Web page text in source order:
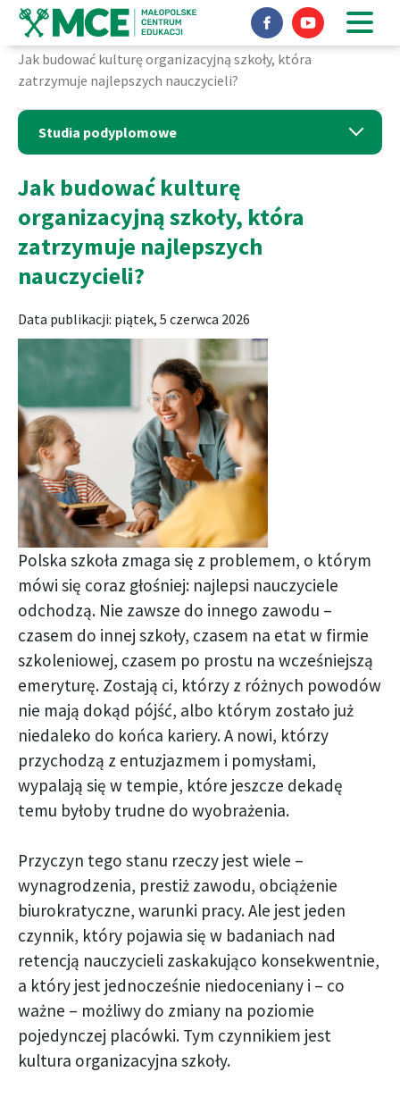
Nasz profil na
Nasz profil
Strona główna
Aktualności
Jak budować kulturę organizacyjną szkoły, która
zatrzymuje najlepszych nauczycieli?
Studia podyplomowe
Jak budować kulturę
organizacyjną szkoły, która
zatrzymuje najlepszych
nauczycieli?
Data publikacji: piątek, 5 czerwca 2026
Polska szkoła zmaga się z problemem, o którym
mówi się coraz głośniej: najlepsi nauczyciele
odchodzą. Nie zawsze do innego zawodu –
czasem do innej szkoły, czasem na etat w firmie
szkoleniowej, czasem po prostu na wcześniejszą
emeryturę. Zostają ci, którzy z różnych powodów
nie mają dokąd pójść, albo którym zostało już
niedaleko do końca kariery. A nowi, którzy
przychodzą z entuzjazmem i pomysłami,
wypalają się w tempie, które jeszcze dekadę
temu byłoby trudne do wyobrażenia.
Przyczyn tego stanu rzeczy jest wiele –
wynagrodzenia, prestiż zawodu, obciążenie
biurokratyczne, warunki pracy. Ale jest jeden
czynnik, który pojawia się w badaniach nad
retencją nauczycieli zaskakująco konsekwentnie,
a który jest jednocześnie niedoceniany i – co
ważne – możliwy do zmiany na poziomie
pojedynczej placówki. Tym czynnikiem jest
kultura organizacyjna szkoły.